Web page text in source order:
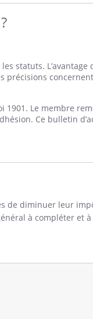
statuts. L’avantage
concernent
Le membre
Ce bulletin
de diminuer leur
à compléter et